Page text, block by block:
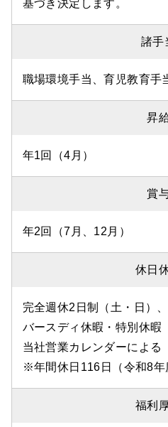
基づき決定します。
諸手
職場環境手当、育児教育手
昇
年1回（4月）
賞
年2回（7月、12月）
休日
完全週休2日制（土・日）
バースディ休暇・特別休暇
当社営業カレンダーによる
※年間休日116日（令和8年
福利